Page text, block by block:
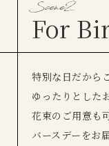
For
特別な日だから
ゆったりとした
花束のご用意も
バースデーをお